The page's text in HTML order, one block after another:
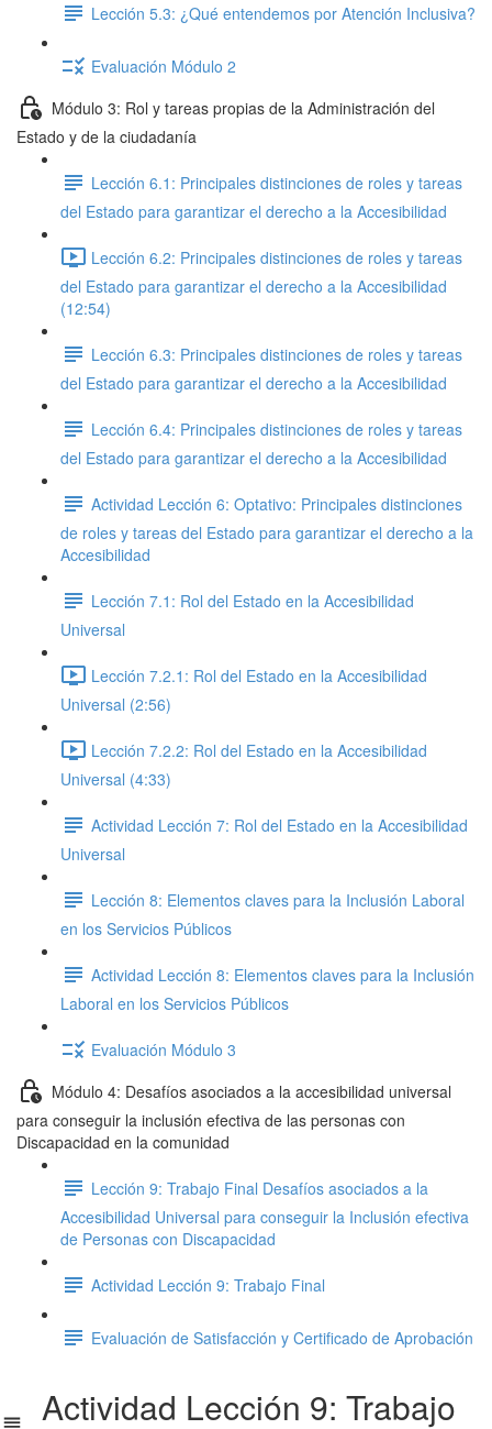
Lección 5.3: ¿Qué entendemos por Atención Inclusiva?
Evaluación Módulo 2
Módulo 3: Rol y tareas propias de la Administración del
Estado y de la ciudadanía
Lección 6.1: Principales distinciones de roles y tareas
del Estado para garantizar el derecho a la Accesibilidad
Lección 6.2: Principales distinciones de roles y tareas
del Estado para garantizar el derecho a la Accesibilidad
(12:54)
Lección 6.3: Principales distinciones de roles y tareas
del Estado para garantizar el derecho a la Accesibilidad
Lección 6.4: Principales distinciones de roles y tareas
del Estado para garantizar el derecho a la Accesibilidad
Actividad Lección 6: Optativo: Principales distinciones
de roles y tareas del Estado para garantizar el derecho a la
Accesibilidad
Lección 7.1: Rol del Estado en la Accesibilidad
Universal
Lección 7.2.1: Rol del Estado en la Accesibilidad
Universal (2:56)
Lección 7.2.2: Rol del Estado en la Accesibilidad
Universal (4:33)
Actividad Lección 7: Rol del Estado en la Accesibilidad
Universal
Lección 8: Elementos claves para la Inclusión Laboral
en los Servicios Públicos
Actividad Lección 8: Elementos claves para la Inclusión
Laboral en los Servicios Públicos
Evaluación Módulo 3
Módulo 4: Desafíos asociados a la accesibilidad universal
para conseguir la inclusión efectiva de las personas con
Discapacidad en la comunidad
Lección 9: Trabajo Final Desafíos asociados a la
Accesibilidad Universal para conseguir la Inclusión efectiva
de Personas con Discapacidad
Actividad Lección 9: Trabajo Final
Evaluación de Satisfacción y Certificado de Aprobación
Actividad Lección 9: Trabajo